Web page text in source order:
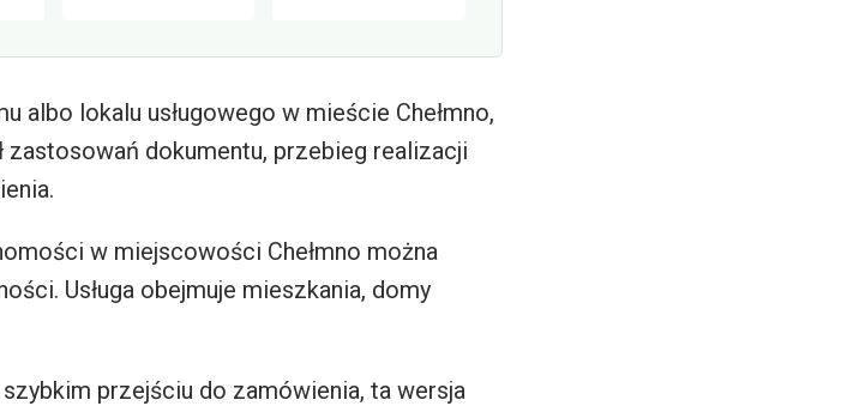
albo lokalu usługowego w mieście Chełmno,
dokumentu, przebieg realizacji
w miejscowości Chełmno można
Usługa obejmuje mieszkania, domy
przejściu do zamówienia, ta wersja